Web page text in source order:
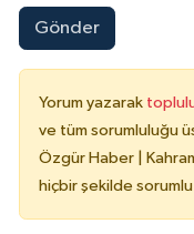
Gönder
Yorum yazarak
ve tüm sorumluluğu
Özgür Haber |
hiçbir şekilde